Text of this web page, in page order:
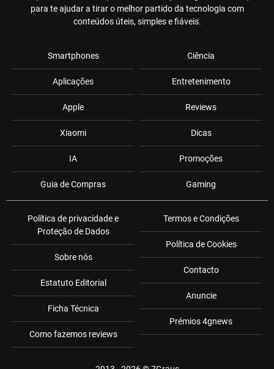
para te ajudar a tirar o melhor partido da tecnologia com
conteúdos úteis, simples e fiáveis.
Smartphones
Aplicações
Apple
Xiaomi
IA
Guia de Compras
Ciência
Entretenimento
Reviews
Dicas
Promoções
Gaming
Política de privacidade e
Proteção de Dados
Sobre nós
Estatuto Editorial
Ficha Técnica
Como fazemos reviews
Termos e Condições
Política de Cookies
Contacto
Anuncie
Prémios 4gnews